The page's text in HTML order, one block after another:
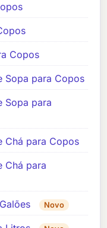
Copos
Sopa para Copos
Sopa para
Chá para Copos
Chá para
Novo